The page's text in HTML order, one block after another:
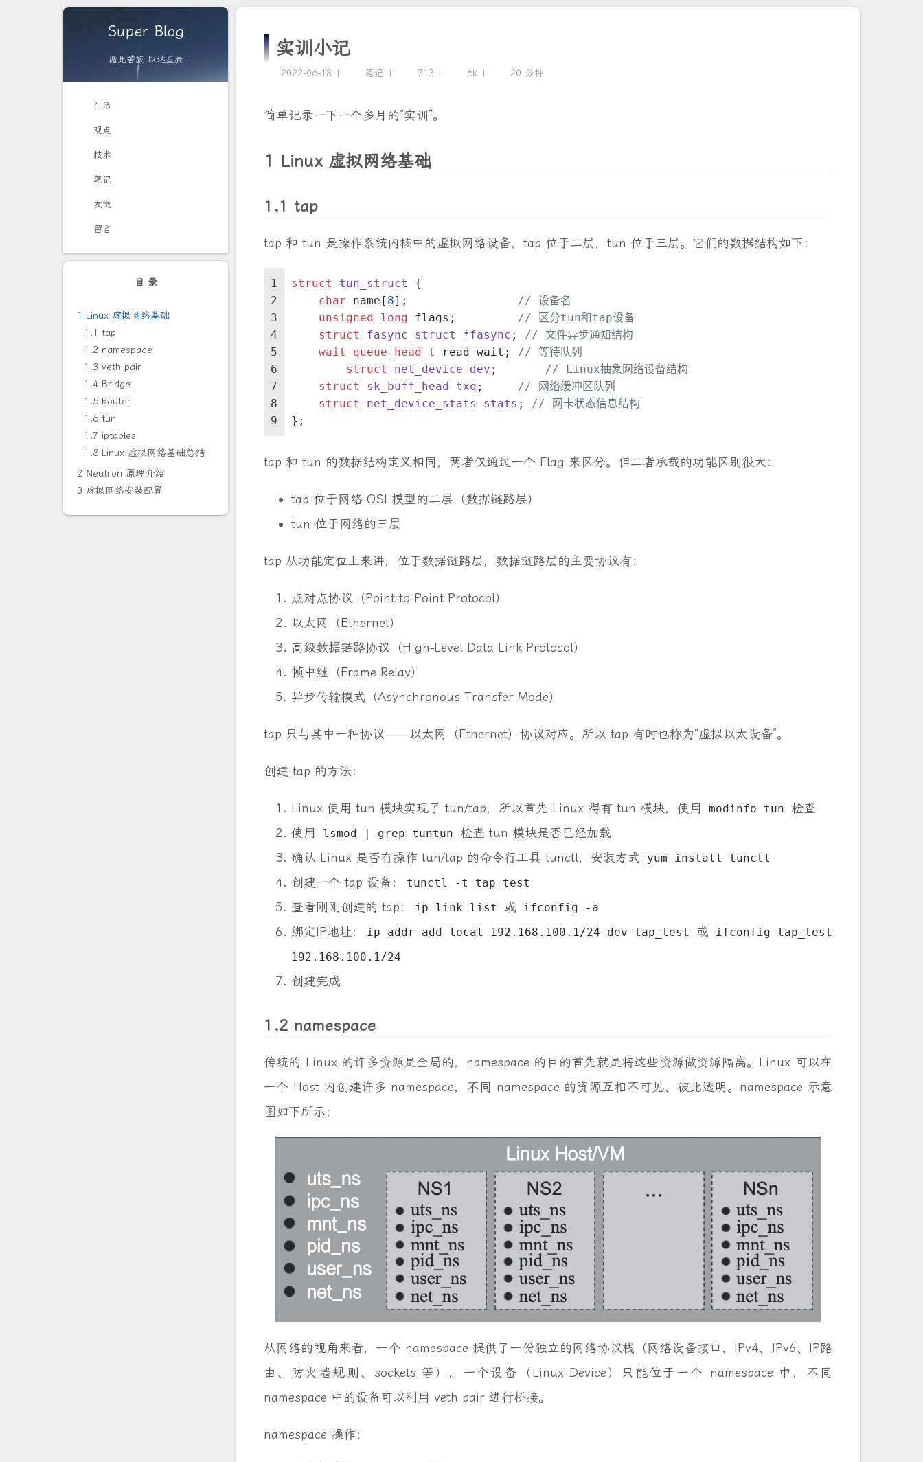
Super Blog
循此苦旅 以达星辰
生活
观点
技术
笔记
友链
留言
目 录
1 Linux 虚拟网络基础
1.1 tap
1.2 namespace
1.3 veth pair
1.4 Bridge
1.5 Router
1.6 tun
1.7 iptables
1.8 Linux 虚拟网络基础总结
2 Neutron 原理介绍
3 虚拟网络安装配置
实训小记
2022-06-18 笔记 713 6k 20 分钟
简单记录一下一个多月的“实训”。
1 Linux 虚拟网络基础
1.1 tap
tap 和 tun 是操作系统内核中的虚拟网络设备，tap 位于二层，tun 位于三层。它们的数据结构如下：
1
2
3
4
5
6
7
8
9
struct tun_struct
{
char name[ 8]; // 设备名
unsigned
long flags; // 区分tun和tap设备
struct
fasync_struct *fasync ;
// 文件异步通知结构
wait_queue_head_t
read_wait; // 等待队列
struct
net_device dev ;
// Linux抽象网络设备结构
struct
sk_buff_head txq ;
// 网络缓冲区队列
struct
net_device_stats stats ;
// 网卡状态信息结构
};
tap 和 tun 的数据结构定义相同，两者仅通过一个 Flag 来区分。但二者承载的功能区别很大：
tap 位于网络 OSI 模型的二层（数据链路层）
tun 位于网络的三层
tap 从功能定位上来讲，位于数据链路层，数据链路层的主要协议有：
点对点协议（Point-to-Point Protocol）
以太网（Ethernet）
高级数据链路协议（High-Level Data Link Protocol）
帧中继（Frame Relay）
异步传输模式（Asynchronous Transfer Mode）
tap 只与其中一种协议——以太网（Ethernet）协议对应。所以 tap 有时也称为“虚拟以太设备”。
创建 tap 的方法：
Linux 使用 tun 模块实现了 tun/tap，所以首先 Linux 得有 tun 模块，使用 modinfo tun
检查
使用
lsmod | grep tuntun
检查 tun 模块是否已经加载
确认 Linux 是否有操作 tun/tap 的命令行工具 tunctl，安装方式
yum install tunctl
创建一个 tap 设备： tunctl -t tap_test
查看刚刚创建的 tap： ip link list 或 ifconfig -a
绑定IP地址： ip addr add local 192.168.100.1/24 dev tap_test 或
ifconfig tap_test
192.168.100.1/24
创建完成
1.2 namespace
传统的 Linux 的许多资源是全局的，namespace 的目的首先就是将这些资源做资源隔离。Linux 可以在
一个 Host 内创建许多 namespace，不同 namespace 的资源互相不可见、彼此透明。namespace 示意
图如下所示：
从网络的视角来看，一个 namespace 提供了一份独立的网络协议栈（网络设备接口、IPv4、IPv6、IP路
由、防火墙规则、sockets 等）。一个设备（Linux Device）只能位于一个 namespace 中，不同
namespace 中的设备可以利用 veth pair 进行桥接。
namespace 操作：